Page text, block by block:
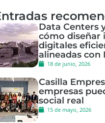
Data Centers
cómo diseñar
digitales
alineadas con
18 de junio, 2026
Casilla
empresas
social real
15 de mayo, 2026